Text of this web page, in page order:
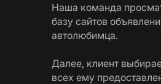
Наша команда
базу сайтов
автолюбимца.
Далее, клиент
всех ему